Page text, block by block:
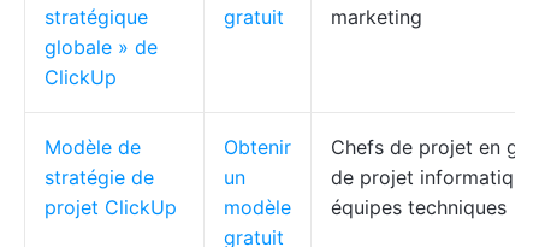
stratégique
globale » de
ClickUp
gratuit
marketing
Modèle de
stratégie de
projet ClickUp
Obtenir
un
modèle
gratuit
Chefs de projet en
de projet informatique,
équipes techniques